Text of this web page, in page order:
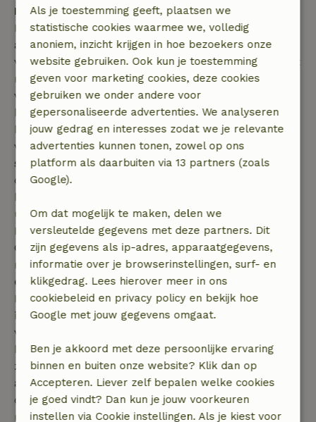
Natuur in Zuid-Bohemen
Het Bohemer Woud en nationaal park Sumava is
absoluut één van de hoogtepunten op het gebied
van natuur in de regio Zuid-Bohemen, en u moet dit
natuurgebied dan ook zeker eens vanuit uw
vakantiewoning bezoeken. U vindt hier een
bergachtig landschap, grotendeels bedekt met
bossen. Er zijn echter ook bijzondere meren,
veengebieden, beken, watervallen en rotsachtige
stukken te vinden. Tijdens een wandeling komt u
dus allerlei verschillende natuuraspecten tegen, en
heeft u vanaf de hogere delen een schitterende
uitzicht over Zuid-Bohemen. De regio Zuid-
Bohemen heeft echter nog veel meer te bieden.
Centraal in de provincie vindt u een groot aantal
meren, die regelmatig omgeven zijn door rietlanden
en moerasbossen.
De meren die in Zuid-Bohemen te vinden zijn, zijn
interessant voor veel soorten vogels. Wanneer u
vanuit uw vakantiehuis dit deel van de provincie
bezoekt heeft u een goede kans om de imposante
zeearend te zien. Tijdens de trektijd kunnen er
allerlei onverwachtse en zeldzame vogelsoorten
opduiken, zoals de temmincks strandloper en de
reuzenstern. In de bossen komen de drieteenspecht
Als je toestemming geeft, plaatsen we
statistische cookies waarmee we, volledig
anoniem, inzicht krijgen in hoe bezoekers onze
website gebruiken. Ook kun je toestemming
geven voor marketing cookies, deze cookies
gebruiken we onder andere voor
gepersonaliseerde advertenties. We analyseren
jouw gedrag en interesses zodat we je relevante
advertenties kunnen tonen, zowel op ons
platform als daarbuiten via 13 partners (zoals
Google).
Om dat mogelijk te maken, delen we
versleutelde gegevens met deze partners. Dit
zijn gegevens als ip-adres, apparaatgegevens,
informatie over je browserinstellingen, surf- en
klikgedrag. Lees hierover meer in ons
cookiebeleid en privacy policy en bekijk hoe
Google met jouw gegevens omgaat.
Ben je akkoord met deze persoonlijke ervaring
binnen en buiten onze website? Klik dan op
Accepteren. Liever zelf bepalen welke cookies
je goed vindt? Dan kun je jouw voorkeuren
instellen via Cookie instellingen. Als je kiest voor